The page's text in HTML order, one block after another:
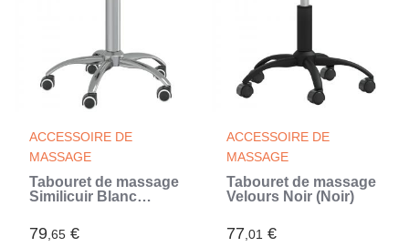
ACCESSOIRE DE
MASSAGE
Tabouret de massage
Similicuir Blanc
79,65 €
ACCESSOIRE DE
MASSAGE
Tabouret de massage
Velours Noir (Noir)
77,01 €